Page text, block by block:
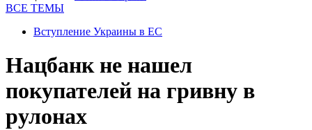
ВСЕ ТЕМЫ
Вступление Украины в ЕС
Нацбанк не нашел
покупателей на гривну в
рулонах